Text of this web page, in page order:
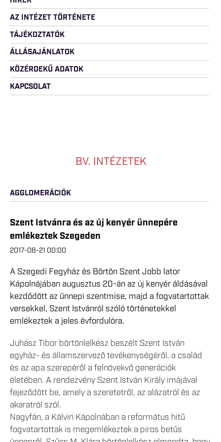
AZ INTÉZET TÖRTÉNETE
TÁJÉKOZTATÓK
ÁLLÁSAJÁNLATOK
KÖZÉRDEKŰ ADATOK
KAPCSOLAT
BV. INTÉZETEK
AGGLOMERÁCIÓK
Szent Istvánra és az új kenyér ünnepére
emlékeztek Szegeden
2017-08-21 00:00
A Szegedi Fegyház és Börtön Szent Jobb lator
Kápolnájában augusztus 20-án az új kenyér áldásával
kezdődött az ünnepi szentmise, majd a fogvatartottak
versekkel, Szent Istvánról szóló történetekkel
emlékeztek a jeles évfordulóra.
Juhász Tibor börtönlelkész beszélt Szent István
egyház- és államszervező tevékenységéről, a család
és az apa szerepéről a felnövekvő generációk
életében. A rendezvény Szent István Király imájával
fejeződött be, amely a szeretetről, az alázatról és az
akaratról szól.
Nagyfán, a Kálvin Kápolnában a református hitű
fogvatartottak is megemlékeztek a piros betűs